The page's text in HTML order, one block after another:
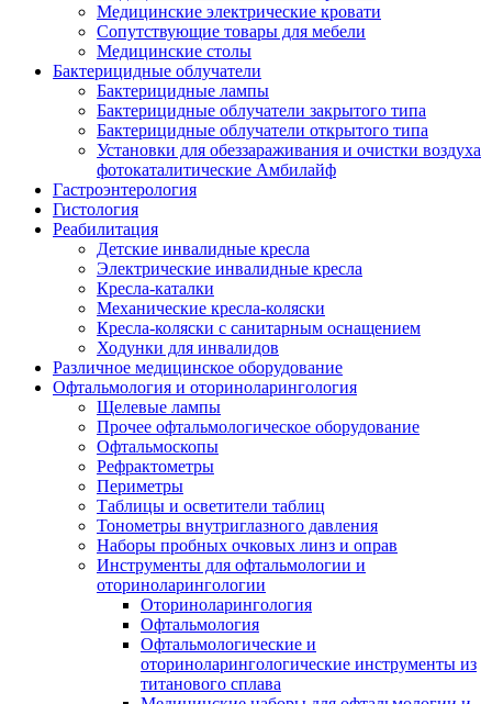
Медицинские электрические кровати
Сопутствующие товары для мебели
Медицинские столы
Бактерицидные облучатели
Бактерицидные лампы
Бактерицидные облучатели закрытого типа
Бактерицидные облучатели открытого типа
Установки для обеззараживания и очистки воздуха
фотокаталитические Амбилайф
Гастроэнтерология
Гистология
Реабилитация
Детские инвалидные кресла
Электрические инвалидные кресла
Кресла-каталки
Механические кресла-коляски
Кресла-коляски с санитарным оснащением
Ходунки для инвалидов
Различное медицинское оборудование
Офтальмология и оториноларингология
Щелевые лампы
Прочее офтальмологическое оборудование
Офтальмоскопы
Рефрактометры
Периметры
Таблицы и осветители таблиц
Тонометры внутриглазного давления
Наборы пробных очковых линз и оправ
Инструменты для офтальмологии и
оториноларингологии
Оториноларингология
Офтальмология
Офтальмологические и
оториноларингологические инструменты из
титанового сплава